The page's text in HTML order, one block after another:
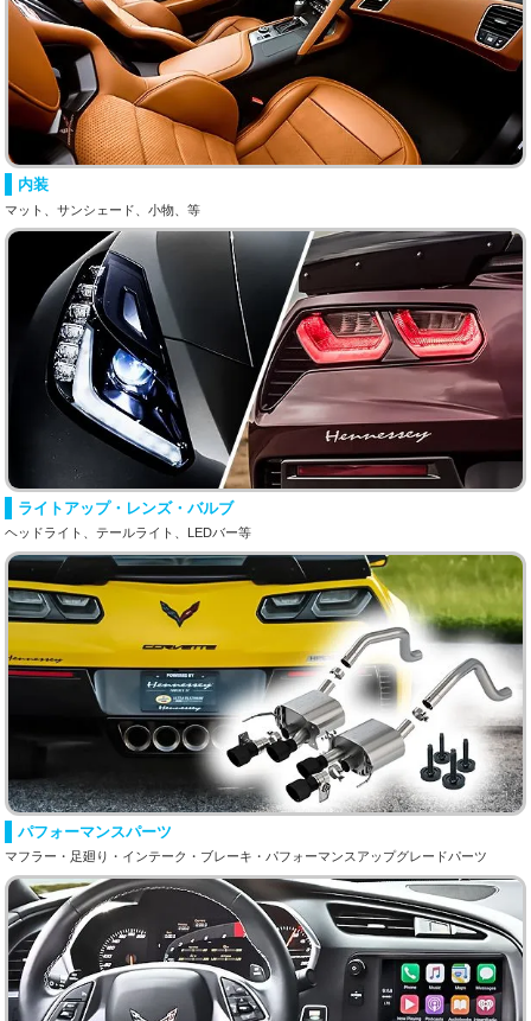
内装
マット、サンシェード、小物、等
ライトアップ・レンズ・バルブ
ヘッドライト、テールライト、LEDバー等
パフォーマンスパーツ
マフラー・足廻り・インテーク・ブレーキ・パフォーマンスアップグレードパーツ